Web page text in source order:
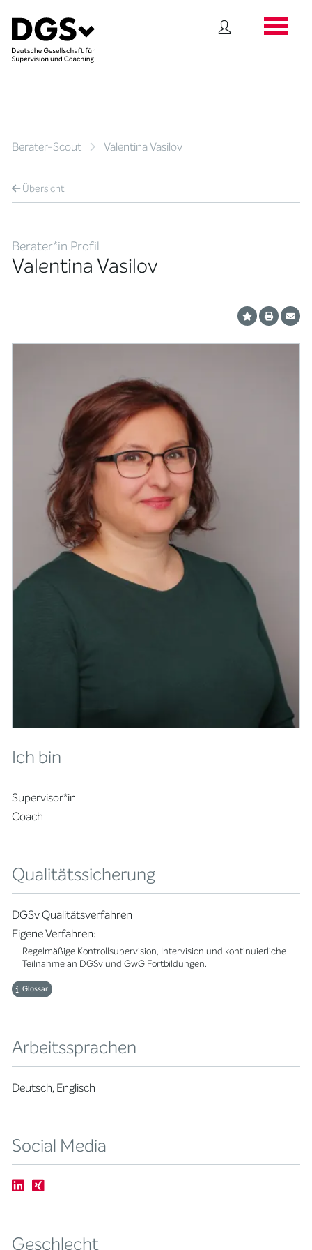
Berater-Scout Valentina Vasilov
Übersicht
Berater*in Profil
Valentina Vasilov
Ich bin
Supervisor*in
Coach
Qualitätssicherung
DGSv Qualitätsverfahren
Eigene Verfahren:
Regelmäßige Kontrollsupervision, Intervision und kontinuierliche
Teilnahme an DGSv und GwG Fortbildungen.
Glossar
Arbeitssprachen
Deutsch, Englisch
Social Media
Geschlecht